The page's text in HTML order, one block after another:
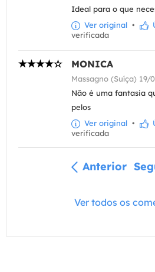
Ideal para o que
Ver original •
verificada
MONICA
Massagno (Suíça) 19/
Não é uma fantasia
pelos
Ver original •
verificada
Anterior
Ver todos os